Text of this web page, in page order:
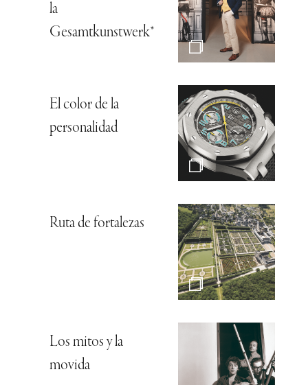
la
Gesamtkunstwerk*
El color de la
personalidad
Ruta de fortalezas
Los mitos y la
movida